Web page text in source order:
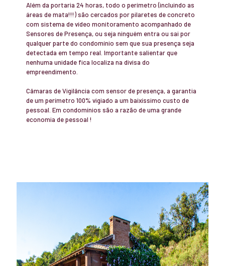
Além da portaria 24 horas, todo o perímetro (incluindo as
áreas de mata!!!) são cercados por pilaretes de concreto
com sistema de vídeo monitoramento acompanhado de
Sensores de Presença, ou seja ninguém entra ou sai por
qualquer parte do condomínio sem que sua presença seja
detectada em tempo real. Importante salientar que
nenhuma unidade fica localiza na divisa do
empreendimento.
Câmaras de Vigilância com sensor de presença, a garantia
de um perímetro 100% vigiado a um baixíssimo custo de
pessoal. Em condomínios são a razão de uma grande
economia de pessoal !